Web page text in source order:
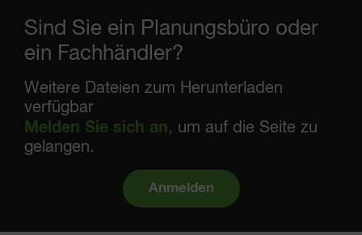
Sind Sie ein Planungsbüro oder
ein Fachhändler?
Weitere Dateien zum Herunterladen
verfügbar
Melden Sie sich an, um auf die Seite zu
gelangen.
Anmelden